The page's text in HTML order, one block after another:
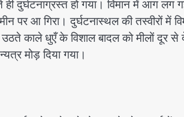
ही दुर्घटनाग्रस्त हो गया। विमान में आग
आ गिरा। दुर्घटनास्थल की तस्वीरों में
काले धुएँ के विशाल बादल को मीलों दूर
मोड़ दिया गया।